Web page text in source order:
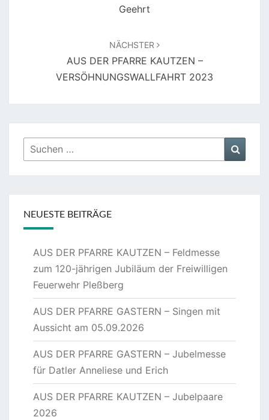
Geehrt
NÄCHSTER
AUS DER PFARRE KAUTZEN –
VERSÖHNUNGSWALLFAHRT 2023
Suchen
nach:
NEUESTE BEITRÄGE
AUS DER PFARRE KAUTZEN – Feldmesse
zum 120-jährigen Jubiläum der Freiwilligen
Feuerwehr Pleßberg
AUS DER PFARRE GASTERN – Singen mit
Aussicht am 05.09.2026
AUS DER PFARRE GASTERN – Jubelmesse
für Datler Anneliese und Erich
AUS DER PFARRE KAUTZEN – Jubelpaare
2026